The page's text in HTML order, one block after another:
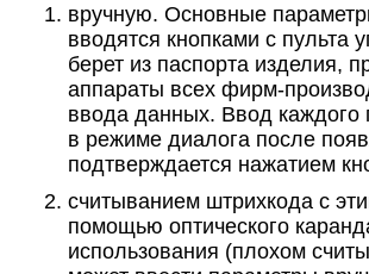
вручную. Основные
вводятся кнопками с
берет из паспорта изделия,
аппараты всех фирм-
ввода данных. Ввод каждого
в режиме диалога после
подтверждается нажатием
считыванием штрихкода с
помощью оптического
использования (плохом